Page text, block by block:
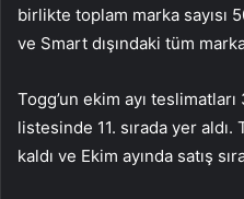
birlikte toplam marka sayısı
ve Smart dışındaki tüm
Togg’un ekim ayı
listesinde 11. sırada yer aldı.
kaldı ve Ekim ayında satış